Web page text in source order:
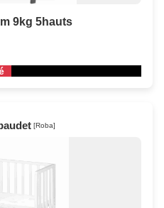
9kg 5hauts
[Roba]